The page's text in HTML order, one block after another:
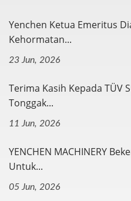
Yenchen Ketua Emeritus
Kehormatan...
23 Jun, 2026
Terima Kasih Kepada TÜV
Tonggak...
11 Jun, 2026
YENCHEN MACHINERY
Untuk...
05 Jun, 2026